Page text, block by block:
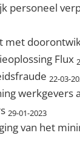
personeel
met
Flux
22-03-
werkgevers
29-01-2023
van het